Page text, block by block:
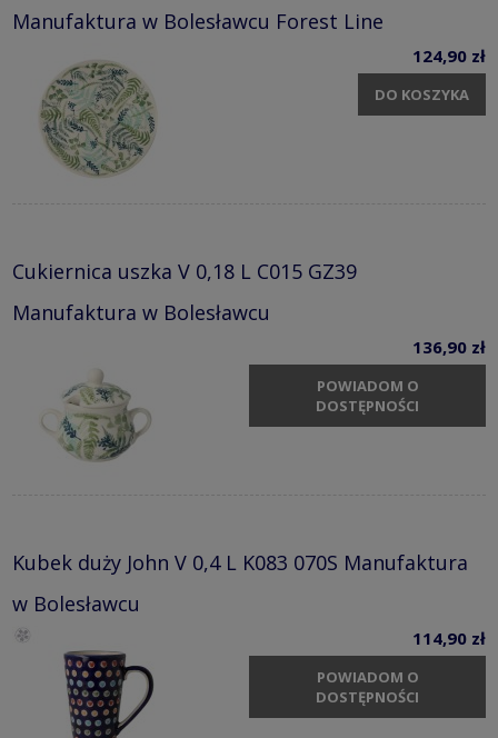
Manufaktura w Bolesławcu Forest Line
124,90 zł
DO KOSZYKA
Cukiernica uszka V 0,18 L C015 GZ39
Manufaktura w Bolesławcu
136,90 zł
POWIADOM O
DOSTĘPNOŚCI
Kubek duży John V 0,4 L K083 070S Manufaktura
w Bolesławcu
114,90 zł
POWIADOM O
DOSTĘPNOŚCI